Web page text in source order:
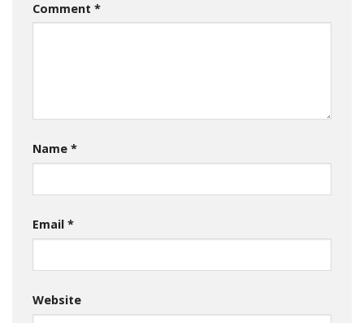
Comment *
Name *
Email *
Website